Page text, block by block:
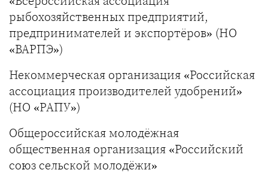
рыбохозяйственных предприятий,
предпринимателей и экспортёров» (НО
«ВАРПЭ»)
Некоммерческая организация «Российская
ассоциация производителей удобрений»
(НО «РАПУ»)
Общероссийская молодёжная
общественная организация «Российский
союз сельской молодёжи»